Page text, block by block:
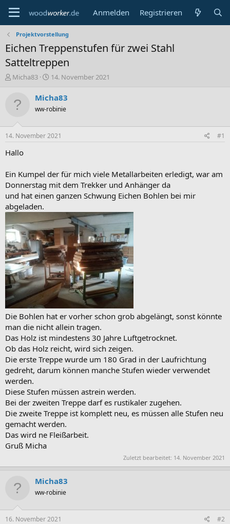
Anmelden Registrieren
Projektvorstellung
Eichen Treppenstufen für zwei Stahl
Satteltreppen
E
t
e
r
Micha83
E
s
e
l
t
14. November 2021
Micha83
ww-robinie
14. November 2021 #1
Hallo
Ein Kumpel der für mich viele Metallarbeiten erledigt, war am
Donnerstag mit dem Trekker und Anhänger da
und hat einen ganzen Schwung Eichen Bohlen bei mir
abgeladen.
Die Bohlen hat er vorher schon grob abgelängt, sonst könnte
man die nicht allein tragen.
Das Holz ist mindestens 30 Jahre Luftgetrocknet.
Ob das Holz reicht, wird sich zeigen.
Die erste Treppe wurde um 180 Grad in der Laufrichtung
gedreht, darum können manche Stufen wieder verwendet
werden.
Diese Stufen müssen astrein werden.
Bei der zweiten Treppe darf es rustikaler zugehen.
Die zweite Treppe ist komplett neu, es müssen alle Stufen neu
gemacht werden.
Das wird ne Fleißarbeit.
Gruß Micha
Zuletzt bearbeitet: 14. November 2021
Micha83
ww-robinie
16. November 2021 #2